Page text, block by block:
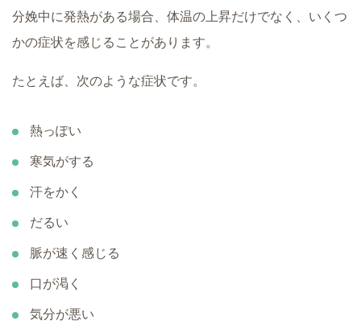
分娩中に発熱がある場合、体温の上昇だけでなく、いくつ
かの症状を感じることがあります。
たとえば、次のような症状です。
熱っぽい
寒気がする
汗をかく
だるい
脈が速く感じる
口が渇く
気分が悪い